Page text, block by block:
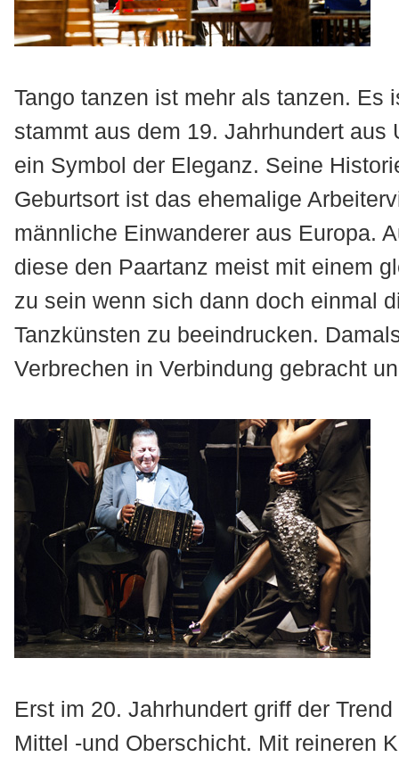
Tango tanzen ist mehr als tanzen. Es
stammt aus dem 19. Jahrhundert
ein Symbol der Eleganz. Seine
Geburtsort ist das ehemalige
männliche Einwanderer aus Europa.
diese den Paartanz meist mit einem
zu sein wenn sich dann doch einmal
Tanzkünsten zu beeindrucken.
Verbrechen in Verbindung gebracht
Erst im 20. Jahrhundert griff der
Mittel -und Oberschicht. Mit reineren